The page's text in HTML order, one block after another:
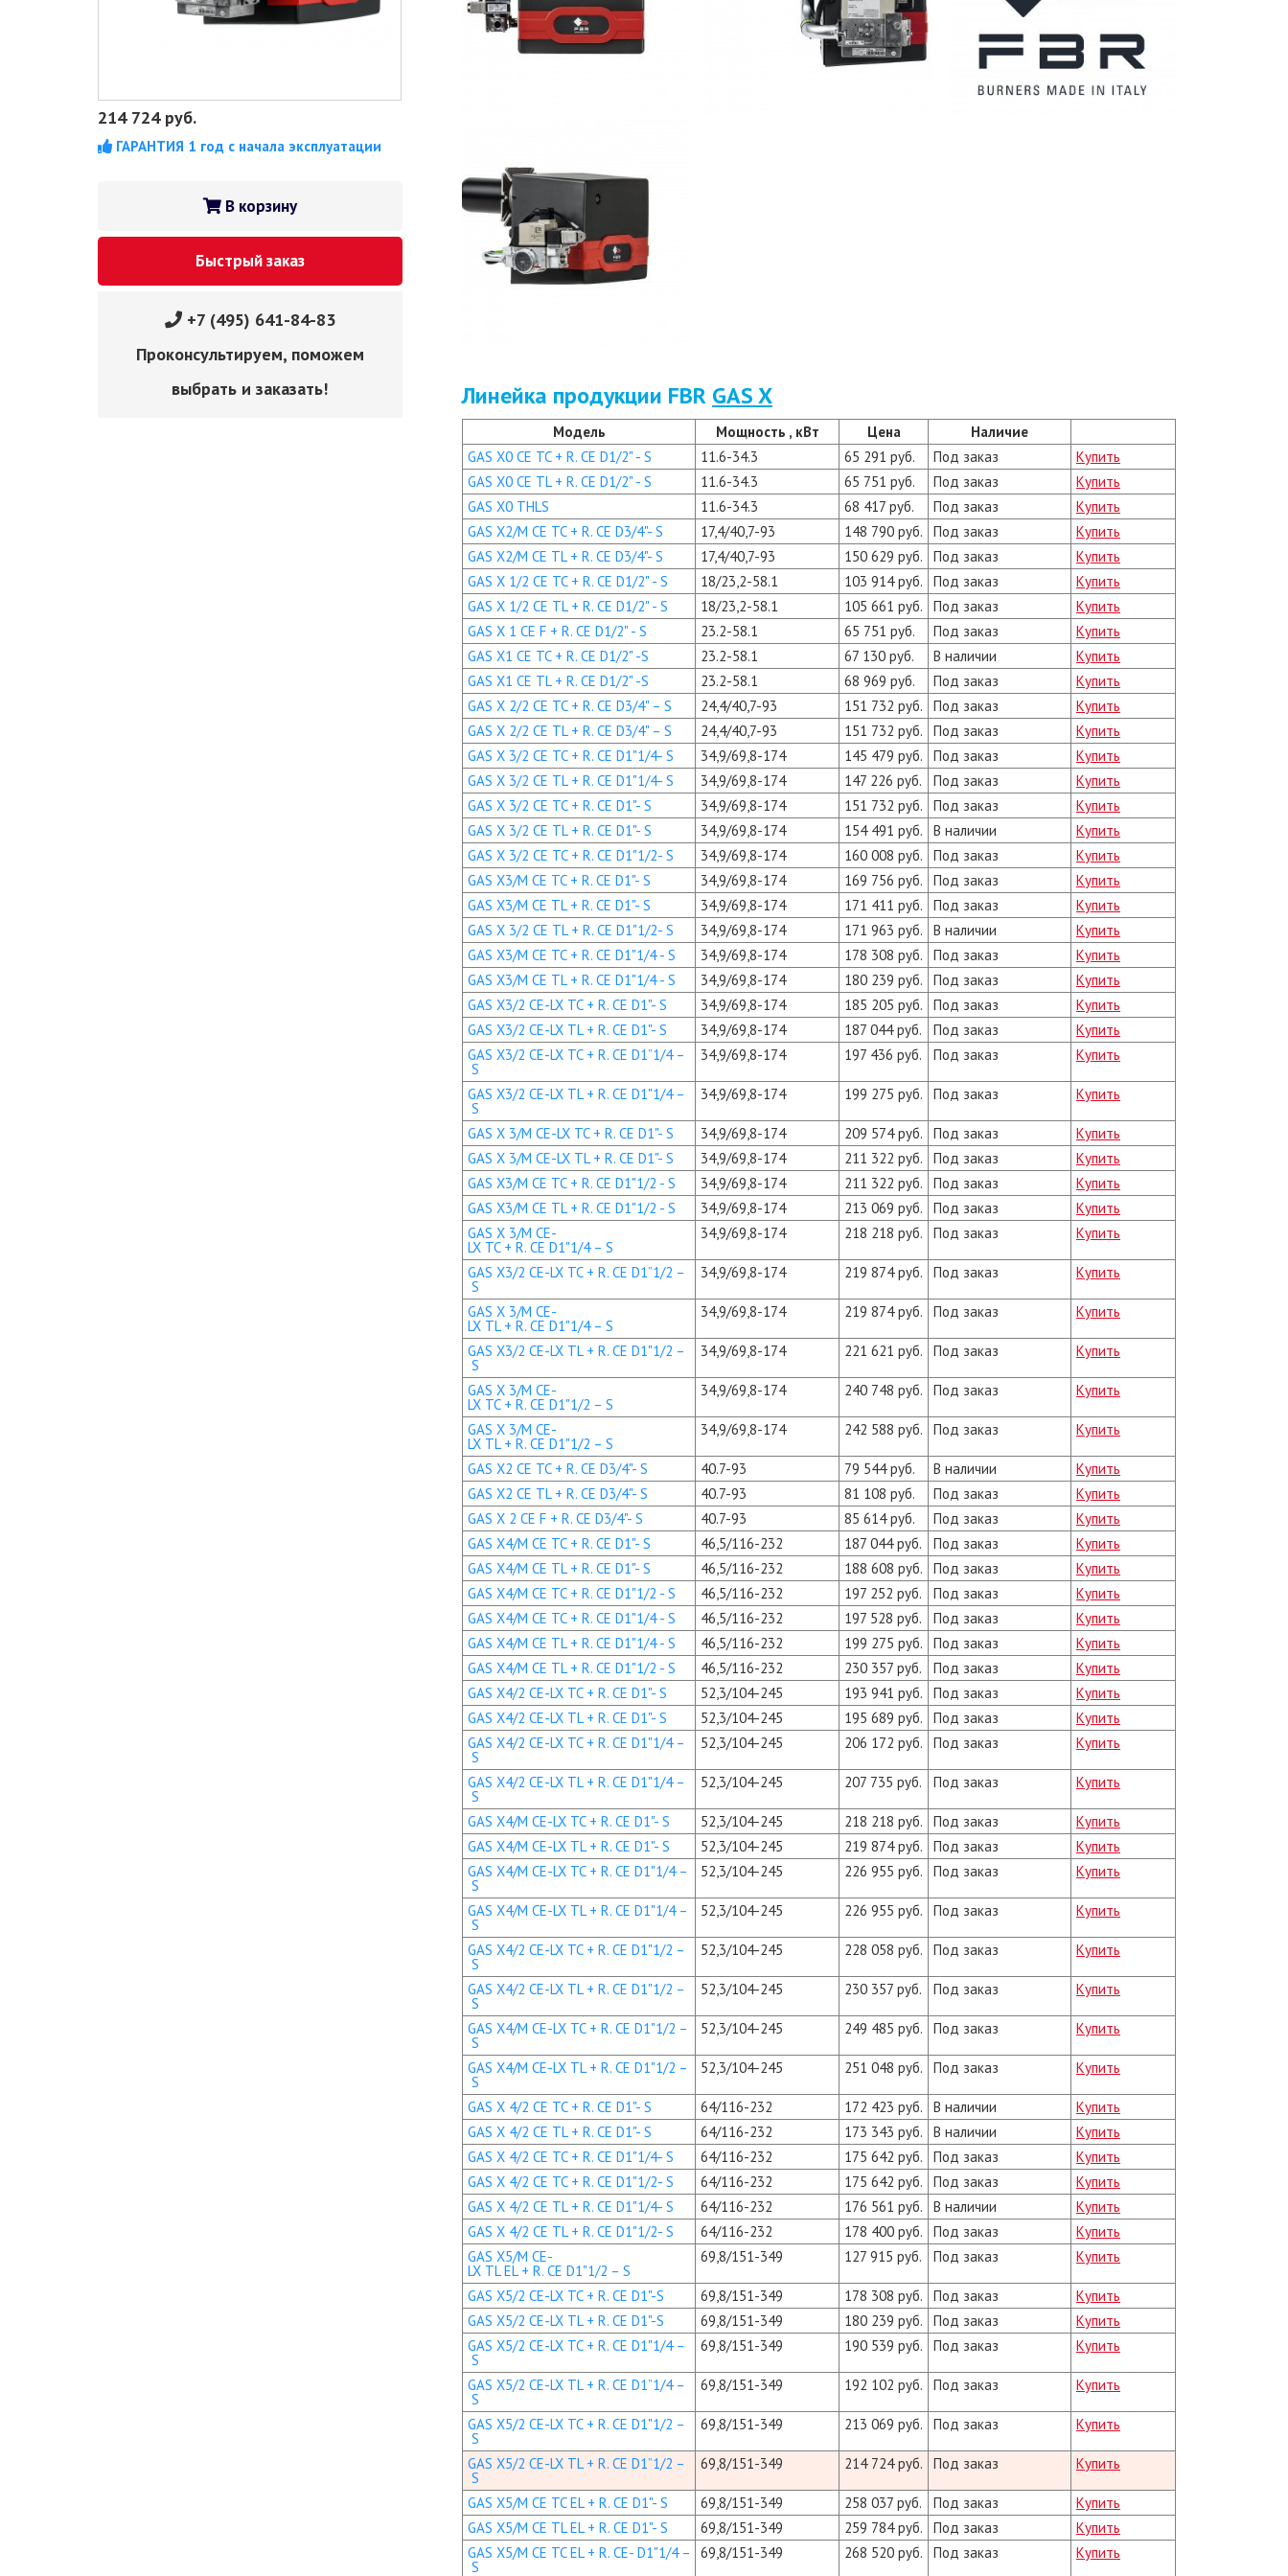
214 724руб.
ГАРАНТИЯ 1 год с начала эксплуатации
В корзину
Быстрый заказ
+7 (495) 641-84-83
Проконсультируем, поможем
выбрать и заказать!
Линейка продукции FBR GAS X
Модель Мощность , кВт Цена
Наличие
GAS X0 CE TC + R. CE D1/2" - S
11.6-34.3 65 291 руб. Под заказ
Купить
GAS X0 CE TL + R. CE D1/2" - S
11.6-34.3 65 751 руб. Под заказ
Купить
GAS X0 THLS
11.6-34.3 68 417 руб. Под заказ
Купить
GAS X2/M CE TC + R. CE D3/4"- S
17,4/40,7-93 148 790 руб. Под заказ
Купить
GAS X2/M CE TL + R. CE D3/4"- S
17,4/40,7-93 150 629 руб. Под заказ
Купить
GAS X 1/2 CE TC + R. CE D1/2" - S
18/23,2-58.1 103 914 руб. Под заказ
Купить
GAS X 1/2 CE TL + R. CE D1/2" - S
18/23,2-58.1 105 661 руб. Под заказ
Купить
GAS X 1 CE F + R. CE D1/2" - S
23.2-58.1 65 751 руб. Под заказ
Купить
GAS X1 CE TC + R. CE D1/2" -S
23.2-58.1 67 130 руб. В наличии
Купить
GAS X1 CE TL + R. CE D1/2" -S
23.2-58.1 68 969 руб. Под заказ
Купить
GAS X 2/2 CE TC + R. CE D3/4" – S
24,4/40,7-93 151 732 руб. Под заказ
Купить
GAS X 2/2 CE TL + R. CE D3/4" – S
24,4/40,7-93 151 732 руб. Под заказ
Купить
GAS X 3/2 CE TC + R. CE D1"1/4- S
34,9/69,8-174 145 479 руб. Под заказ
Купить
GAS X 3/2 CE TL + R. CE D1"1/4- S
34,9/69,8-174 147 226 руб. Под заказ
Купить
GAS X 3/2 CE TC + R. CE D1"- S
34,9/69,8-174 151 732 руб. Под заказ
Купить
GAS X 3/2 CE TL + R. CE D1"- S
34,9/69,8-174 154 491 руб. В наличии
Купить
GAS X 3/2 CE TC + R. CE D1"1/2- S
34,9/69,8-174 160 008 руб. Под заказ
Купить
GAS X3/M CE TC + R. CE D1"- S
34,9/69,8-174 169 756 руб. Под заказ
Купить
GAS X3/M CE TL + R. CE D1"- S
34,9/69,8-174 171 411 руб. Под заказ
Купить
GAS X 3/2 CE TL + R. CE D1"1/2- S
34,9/69,8-174 171 963 руб. В наличии
Купить
GAS X3/M CE TC + R. CE D1"1/4 - S
34,9/69,8-174 178 308 руб. Под заказ
Купить
GAS X3/M CE TL + R. CE D1"1/4 - S
34,9/69,8-174 180 239 руб. Под заказ
Купить
GAS X3/2 CE-LX TC + R. CE D1"- S
34,9/69,8-174 185 205 руб. Под заказ
Купить
GAS X3/2 CE-LX TL + R. CE D1"- S
34,9/69,8-174 187 044 руб. Под заказ
Купить
GAS X3/2 CE-LX TC + R. CE D1”1/4 –
S
34,9/69,8-174 197 436 руб. Под заказ Купить
GAS X3/2 CE-LX TL + R. CE D1"1/4 –
S
34,9/69,8-174 199 275 руб. Под заказ Купить
GAS X 3/M CE-LX TC + R. CE D1"- S 34,9/69,8-174 209 574 руб. Под заказ
Купить
GAS X 3/M CE-LX TL + R. CE D1"- S
34,9/69,8-174 211 322 руб. Под заказ
Купить
GAS X3/M CE TC + R. CE D1"1/2 - S
34,9/69,8-174 211 322 руб. Под заказ
Купить
GAS X3/M CE TL + R. CE D1"1/2 - S
34,9/69,8-174 213 069 руб. Под заказ
Купить
GAS X 3/M CE-
LX TC + R. CE D1"1/4 – S
34,9/69,8-174 218 218 руб. Под заказ Купить
GAS X3/2 CE-LX TC + R. CE D1”1/2 –
S
34,9/69,8-174 219 874 руб. Под заказ Купить
GAS X 3/M CE-
LX TL + R. CE D1"1/4 – S
34,9/69,8-174 219 874 руб. Под заказ Купить
GAS X3/2 CE-LX TL + R. CE D1"1/2 –
S
34,9/69,8-174 221 621 руб. Под заказ Купить
GAS X 3/M CE-
LX TC + R. CE D1"1/2 – S
34,9/69,8-174 240 748 руб. Под заказ Купить
GAS X 3/M CE-
LX TL + R. CE D1"1/2 – S
34,9/69,8-174 242 588 руб. Под заказ Купить
GAS X2 CE TC + R. CE D3/4"- S 40.7-93 79 544 руб. В наличии
Купить
GAS X2 CE TL + R. CE D3/4"- S
40.7-93 81 108 руб. Под заказ
Купить
GAS X 2 CE F + R. CE D3/4"- S
40.7-93 85 614 руб. Под заказ
Купить
GAS X4/M CE TC + R. CE D1"- S
46,5/116-232 187 044 руб. Под заказ
Купить
GAS X4/M CE TL + R. CE D1"- S
46,5/116-232 188 608 руб. Под заказ
Купить
GAS X4/M CE TC + R. CE D1"1/2 - S
46,5/116-232 197 252 руб. Под заказ
Купить
GAS X4/M CE TC + R. CE D1"1/4 - S
46,5/116-232 197 528 руб. Под заказ
Купить
GAS X4/M CE TL + R. CE D1"1/4 - S
46,5/116-232 199 275 руб. Под заказ
Купить
GAS X4/M CE TL + R. CE D1"1/2 - S
46,5/116-232 230 357 руб. Под заказ
Купить
GAS X4/2 CE-LX TC + R. CE D1"- S
52,3/104-245 193 941 руб. Под заказ
Купить
GAS X4/2 CE-LX TL + R. CE D1"- S
52,3/104-245 195 689 руб. Под заказ
Купить
GAS X4/2 CE-LX TC + R. CE D1"1/4 –
S
52,3/104-245 206 172 руб. Под заказ Купить
GAS X4/2 CE-LX TL + R. CE D1"1/4 –
S
52,3/104-245 207 735 руб. Под заказ Купить
GAS X4/M CE-LX TC + R. CE D1"- S 52,3/104-245 218 218 руб. Под заказ
Купить
GAS X4/M CE-LX TL + R. CE D1"- S
52,3/104-245 219 874 руб. Под заказ
Купить
GAS X4/M CE-LX TC + R. CE D1"1/4 –
S
52,3/104-245 226 955 руб. Под заказ Купить
GAS X4/M CE-LX TL + R. CE D1"1/4 –
S
52,3/104-245 226 955 руб. Под заказ Купить
GAS X4/2 CE-LX TC + R. CE D1"1/2 –
S
52,3/104-245 228 058 руб. Под заказ Купить
GAS X4/2 CE-LX TL + R. CE D1"1/2 –
S
52,3/104-245 230 357 руб. Под заказ Купить
GAS X4/M CE-LX TC + R. CE D1"1/2 –
S
52,3/104-245 249 485 руб. Под заказ Купить
GAS X4/M CE-LX TL + R. CE D1"1/2 –
S
52,3/104-245 251 048 руб. Под заказ Купить
GAS X 4/2 CE TC + R. CE D1"- S 64/116-232 172 423 руб. В наличии
Купить
GAS X 4/2 CE TL + R. CE D1"- S
64/116-232 173 343 руб. В наличии
Купить
GAS X 4/2 CE TC + R. CE D1"1/4- S
64/116-232 175 642 руб. Под заказ
Купить
GAS X 4/2 CE TC + R. CE D1"1/2- S
64/116-232 175 642 руб. Под заказ
Купить
GAS X 4/2 CE TL + R. CE D1"1/4- S
64/116-232 176 561 руб. В наличии
Купить
GAS X 4/2 CE TL + R. CE D1"1/2- S
64/116-232 178 400 руб. Под заказ
Купить
GAS X5/M CE-
LX TL EL + R. CE D1"1/2 – S
69,8/151-349 127 915 руб. Под заказ Купить
GAS X5/2 CE-LX TC + R. CE D1"-S 69,8/151-349 178 308 руб. Под заказ
Купить
GAS X5/2 CE-LX TL + R. CE D1"-S
69,8/151-349 180 239 руб. Под заказ
Купить
GAS X5/2 CE-LX TC + R. CE D1"1/4 –
S
69,8/151-349 190 539 руб. Под заказ Купить
GAS X5/2 CE-LX TL + R. CE D1”1/4 –
S
69,8/151-349 192 102 руб. Под заказ Купить
GAS X5/2 CE-LX TC + R. CE D1"1/2 –
S
69,8/151-349 213 069 руб. Под заказ Купить
GAS X5/2 CE-LX TL + R. CE D1”1/2 –
S
69,8/151-349 214 724 руб. Под заказ Купить
GAS X5/M CE TC EL + R. CE D1"- S 69,8/151-349 258 037 руб. Под заказ
Купить
GAS X5/M CE TL EL + R. CE D1"- S
69,8/151-349 259 784 руб. Под заказ
Купить
GAS X5/M CE TC EL + R. CE- D1"1/4 –
S
69,8/151-349 268 520 руб. Под заказ Купить